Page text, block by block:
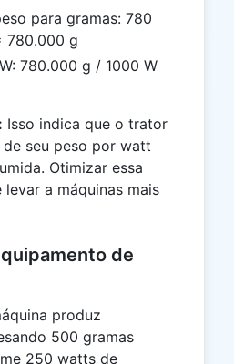
para gramas: 780
780.000 g
780.000 g / 1000 W
Isso indica que o trator
de seu peso por watt
Otimizar essa
a máquinas mais
de
produz
500 gramas
250 watts de